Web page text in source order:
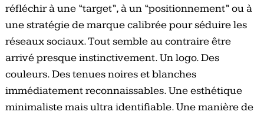
réfléchir à une “target”, à un “positionnement” ou à
une stratégie de marque calibrée pour séduire les
réseaux sociaux. Tout semble au contraire être
arrivé presque instinctivement. Un logo. Des
couleurs. Des tenues noires et blanches
immédiatement reconnaissables. Une esthétique
minimaliste mais ultra identifiable. Une manière de